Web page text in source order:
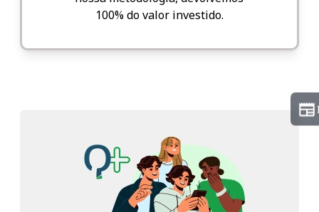
100% do valor investido.